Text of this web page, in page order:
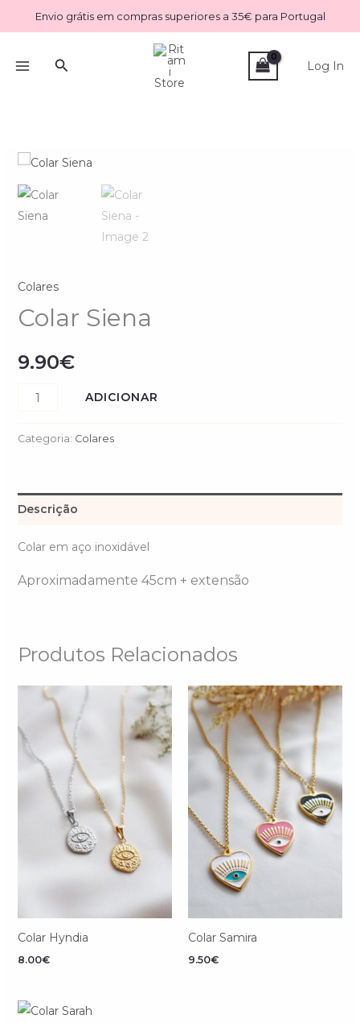
to
Envio grátis em compras superiores a 35€ para Portugal
Search Log In
Colares
Colar Siena
9.90€
Quantidade
de
Colar
Siena
ADICIONAR
Categoria: Colares
Descrição
Colar em aço inoxidável
Aproximadamente 45cm + extensão
Produtos Relacionados
Colar Hyndia
8.00€
Colar Samira
9.50€